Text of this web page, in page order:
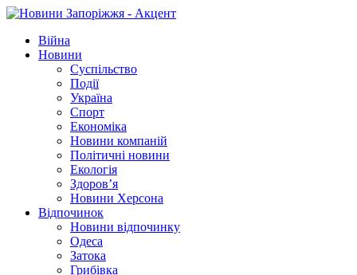
Війна
Новини
Суспільство
Події
Україна
Спорт
Економіка
Новини компаній
Політичні новини
Екологія
Здоров’я
Новини Херсона
Відпочинок
Новини відпочинку
Одеса
Затока
Грибівка